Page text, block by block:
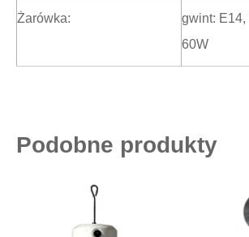
Żarówka:
gwint:
60W
Podobne produkty